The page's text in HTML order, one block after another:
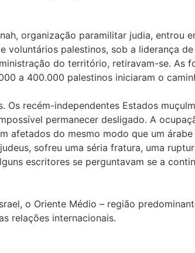
organização paramilitar judia, entrou
palestinos, sob a liderança
do território, retiravam-se. As
a 400.000 palestinos iniciaram o
recém-independentes Estados
permanecer desligado. A
afetados do mesmo modo que um
sofreu uma séria fratura, uma
escritores se perguntavam se a
o Oriente Médio – região
relações internacionais.